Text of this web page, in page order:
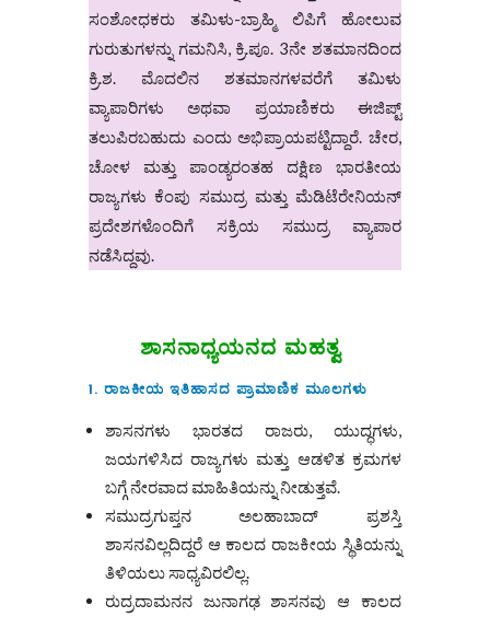
ಸಂಶೋಧಕರು ತಮಿಳು-ಬ್ರಾಹ್ಮಿ ಲಿಪಿಗೆ ಹೋಲುವ
ಗುರುತುಗಳನ್ನು ಗಮನಿಸಿ, ಕ್ರಿ.ಪೂ. 3ನೇ ಶತಮಾನದಿಂದ
ಕ್ರಿ.ಶ. ಮೊದಲಿನ ಶತಮಾನಗಳವರೆಗೆ ತಮಿಳು
ವ್ಯಾಪಾರಿಗಳು ಅಥವಾ ಪ್ರಯಾಣಿಕರು ಈಜಿಪ್ಟ್
ತಲುಪಿರಬಹುದು ಎಂದು ಅಭಿಪ್ರಾಯಪಟ್ಟಿದ್ದಾರೆ. ಚೇರ,
ಚೋಳ ಮತ್ತು ಪಾಂಡ್ಯರಂತಹ ದಕ್ಷಿಣ ಭಾರತೀಯ
ರಾಜ್ಯಗಳು ಕೆಂಪು ಸಮುದ್ರ ಮತ್ತು ಮೆಡಿಟೆರೇನಿಯನ್
ಪ್ರದೇಶಗಳೊಂದಿಗೆ ಸಕ್ರಿಯ ಸಮುದ್ರ ವ್ಯಾಪಾರ
ನಡೆಸಿದ್ದವು.
ಶಾಸನಾಧ್ಯಯನದ ಮಹತ್ವ
1. ರಾಜಕೀಯ ಇತಿಹಾಸದ ಪ್ರಾಮಾಣಿಕ ಮೂಲಗಳು
ಶಾಸನಗಳು ಭಾರತದ ರಾಜರು, ಯುದ್ಧಗಳು,
ಜಯಗಳಿಸಿದ ರಾಜ್ಯಗಳು ಮತ್ತು ಆಡಳಿತ ಕ್ರಮಗಳ
ಬಗ್ಗೆ ನೇರವಾದ ಮಾಹಿತಿಯನ್ನು ನೀಡುತ್ತವೆ.
ಸಮುದ್ರಗುಪ್ತನ ಅಲಹಾಬಾದ್ ಪ್ರಶಸ್ತಿ
ಶಾಸನವಿಲ್ಲದಿದ್ದರೆ ಆ ಕಾಲದ ರಾಜಕೀಯ ಸ್ಥಿತಿಯನ್ನು
ತಿಳಿಯಲು ಸಾಧ್ಯವಿರಲಿಲ್ಲ.
ರುದ್ರದಾಮನನ ಜುನಾಗಢ ಶಾಸನವು ಆ ಕಾಲದ